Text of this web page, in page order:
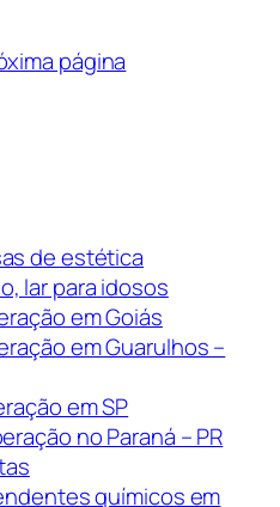
página
de estética
lar para idosos
em Goiás
em Guarulhos –
em SP
no Paraná – PR
químicos em